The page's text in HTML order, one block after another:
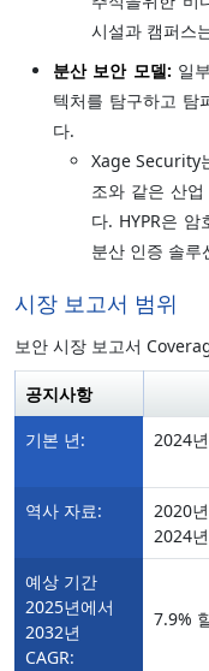
시설과 캠퍼스
분산 보안 모델: 일
텍처를 탐구하고 탐
다.
Xage Security
조와 같은 산
다. HYPR은
분산 인증 솔루
시장 보고서 범위
보안 시장 보고서
공지사항
기본 년:
2024년
역사 자료:
2020
2024년
예상 기간
2025년에서
2032년
CAGR:
7.9%